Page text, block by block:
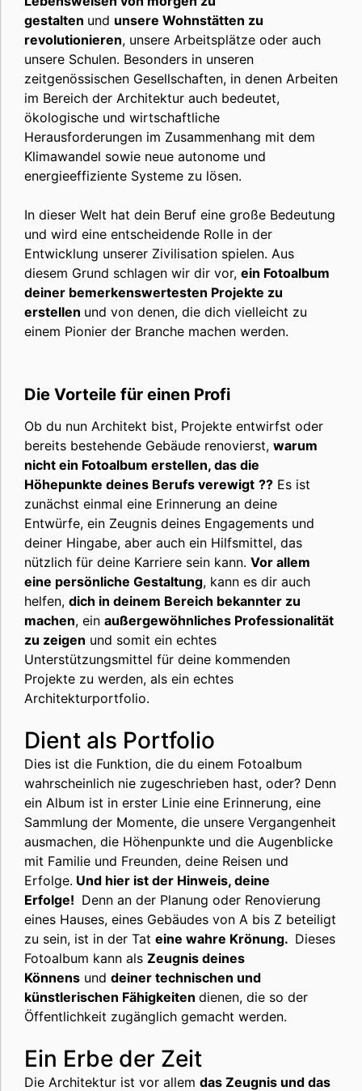
gestalten und unsere Wohnstätten zu
revolutionieren, unsere Arbeitsplätze oder auch
unsere Schulen. Besonders in unseren
zeitgenössischen Gesellschaften, in denen Arbeiten
im Bereich der Architektur auch bedeutet,
ökologische und wirtschaftliche
Herausforderungen im Zusammenhang mit dem
Klimawandel sowie neue autonome und
energieeffiziente Systeme zu lösen.
In dieser Welt hat dein Beruf eine große Bedeutung
und wird eine entscheidende Rolle in der
Entwicklung unserer Zivilisation spielen. Aus
diesem Grund schlagen wir dir vor, ein Fotoalbum
deiner bemerkenswertesten Projekte zu
erstellen und von denen, die dich vielleicht zu
einem Pionier der Branche machen werden.
Die Vorteile für einen Profi
Ob du nun Architekt bist, Projekte entwirfst oder
bereits bestehende Gebäude renovierst, warum
nicht ein Fotoalbum erstellen, das die
Höhepunkte deines Berufs verewigt ?? Es ist
zunächst einmal eine Erinnerung an deine
Entwürfe, ein Zeugnis deines Engagements und
deiner Hingabe, aber auch ein Hilfsmittel, das
nützlich für deine Karriere sein kann. Vor allem
eine persönliche Gestaltung, kann es dir auch
helfen, dich in deinem Bereich bekannter zu
machen, ein außergewöhnliches Professionalität
zu zeigen und somit ein echtes
Unterstützungsmittel für deine kommenden
Projekte zu werden, als ein echtes
Architekturportfolio.
Dient als Portfolio
Dies ist die Funktion, die du einem Fotoalbum
wahrscheinlich nie zugeschrieben hast, oder? Denn
ein Album ist in erster Linie eine Erinnerung, eine
Sammlung der Momente, die unsere Vergangenheit
ausmachen, die Höhenpunkte und die Augenblicke
mit Familie und Freunden, deine Reisen und
Erfolge. Und hier ist der Hinweis, deine
Erfolge! Denn an der Planung oder Renovierung
eines Hauses, eines Gebäudes von A bis Z beteiligt
zu sein, ist in der Tat eine wahre Krönung. Dieses
Fotoalbum kann als Zeugnis deines
Könnens und deiner technischen und
künstlerischen Fähigkeiten dienen, die so der
Öffentlichkeit zugänglich gemacht werden.
Ein Erbe der Zeit
Die Architektur ist vor allem das Zeugnis und das